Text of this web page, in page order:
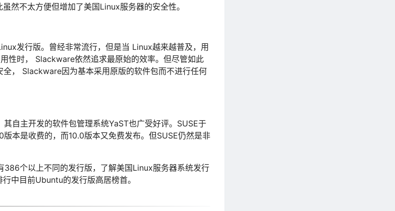
然不太方便但增加了美国Linux服务器的安全性。
发行版。曾经非常流行，但是当 Linux越来越普及，用
性时， Slackware依然追求最原始的效率。但尽管如此
， Slackware因为基本采用原版的软件包而不进行任何
自主开发的软件包管理系统YaST也广受好评。SUSE于
本是收费的，而10.0版本又免费发布。但SUSE仍然是非
个以上不同的发行版，了解美国Linux服务器系统发行
中目前Ubuntu的发行版高居榜首。